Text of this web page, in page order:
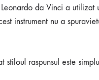
da Vinci a utilizat
instrument nu a
stiloul raspunsul este